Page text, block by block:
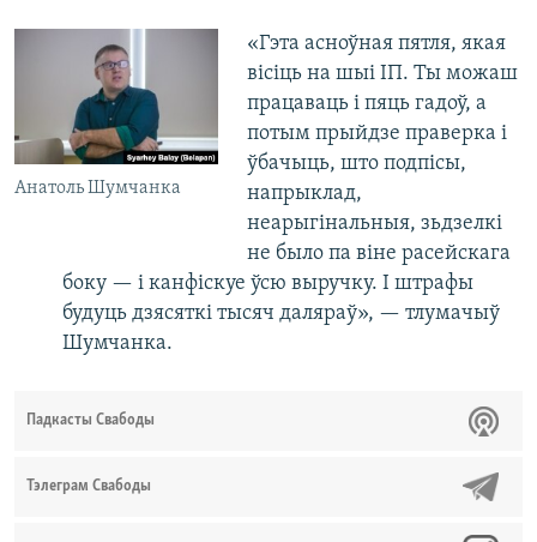
Анатоль Шумчанка
«Гэта асноўная пятля, якая
вісіць на шыі ІП. Ты можаш
працаваць і пяць гадоў, а
потым прыйдзе праверка і
ўбачыць, што подпісы,
напрыклад,
неарыгінальныя, зьдзелкі
не было па віне расейскага
боку — і канфіскуе ўсю выручку. І штрафы
будуць дзясяткі тысяч даляраў», — тлумачыў
Шумчанка.
Падкасты Свабоды
Тэлеграм Свабоды